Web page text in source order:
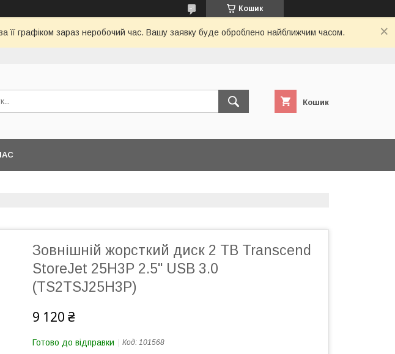
Кошик
її графіком зараз неробочий час. Вашу заявку буде оброблено найближчим часом.
Кошик
Зовнішній жорсткий диск 2 TB Transcend
StoreJet 25H3P 2.5" USB 3.0
(TS2TSJ25H3P)
9 120 ₴
Готово до відправки Код: 101568